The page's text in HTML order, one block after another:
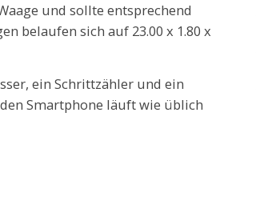
und sollte entsprechend
belaufen sich auf 23.00 x 1.80 x
ein Schrittzähler und ein
Smartphone läuft wie üblich